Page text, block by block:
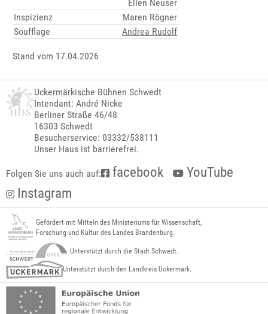
Ellen Neuser
Inspizienz
Maren Rögner
Soufflage
Andrea Rudolf
Stand vom 17.04.2026
Uckermärkische Bühnen Schwedt
Intendant: André Nicke
Berliner Straße 46/48
16303 Schwedt
Besucherservice: 03332/538111
Unser Haus ist barrierefrei.
Folgen Sie uns auch auf: facebook
YouTube
Instagram
Gefördert mit Mitteln des Ministeriums für Wissenschaft,
Forschung und Kultur des Landes Brandenburg.
Unterstützt durch die Stadt Schwedt.
Unterstützt durch den Landkreis Uckermark.